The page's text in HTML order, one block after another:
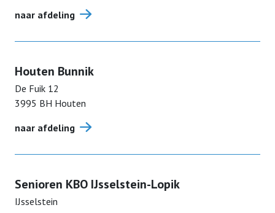
AVG
naar afdeling
Houten Bunnik
De Fuik 12
3995 BH Houten
naar afdeling
Senioren KBO IJsselstein-Lopik
IJsselstein